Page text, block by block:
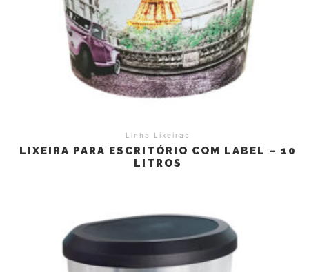
Linha Lixeiras
LIXEIRA PARA ESCRITÓRIO COM LABEL – 10
LITROS